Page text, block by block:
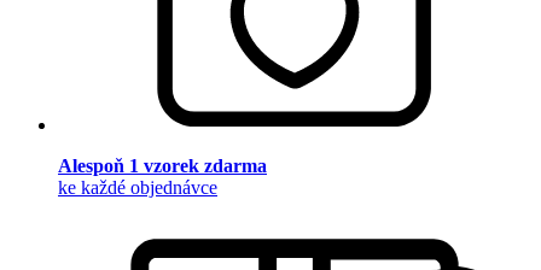
Alespoň 1 vzorek zdarma
ke každé objednávce